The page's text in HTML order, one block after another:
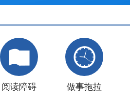
阅读障碍 做事拖拉